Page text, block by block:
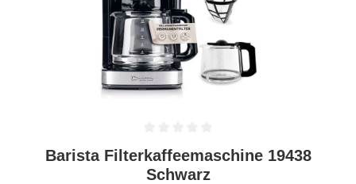
Durchschnittliche Bewertung von 0 von 5 Sternen
Barista Filterkaffeemaschine 19438
Schwarz